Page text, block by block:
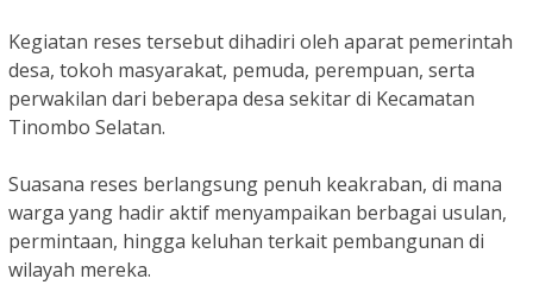
Kegiatan reses tersebut dihadiri oleh aparat pemerintah
desa, tokoh masyarakat, pemuda, perempuan, serta
perwakilan dari beberapa desa sekitar di Kecamatan
Tinombo Selatan.
Suasana reses berlangsung penuh keakraban, di mana
warga yang hadir aktif menyampaikan berbagai usulan,
permintaan, hingga keluhan terkait pembangunan di
wilayah mereka.